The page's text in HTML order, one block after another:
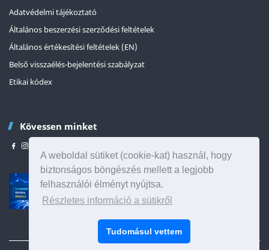
A weboldal sütiket (cookie-kat) használ, hogy
biztonságos böngészés mellett a legjobb
felhasználói élményt nyújtsa.
Részletes információ a sütikről
Tudomásul vettem
Adatvédelmi tájékoztató
Általános beszerzési szerződési feltételek
Általános értékesítési feltételek (EN)
Belső visszaélés-bejelentési szabályzat
Etikai kódex
Kövessen minket
Az oldal tetejére